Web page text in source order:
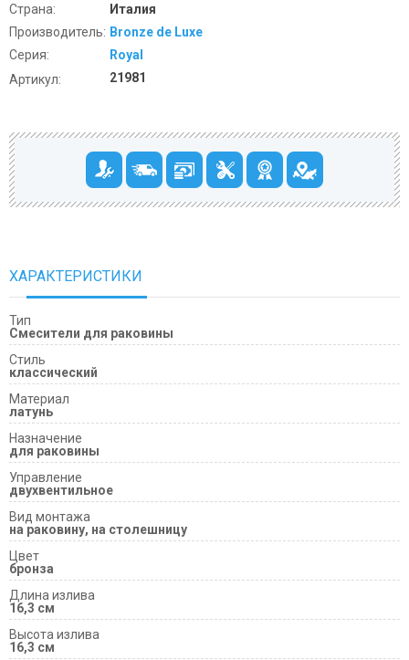
Страна:
Италия
Производитель: Bronze de Luxe
Серия:
Royal
Артикул:
21981
ХАРАКТЕРИСТИКИ
Тип
Смесители для раковины
Cтиль
классический
Материал
латунь
Назначение
для раковины
Управление
двухвентильное
Вид монтажа
на раковину, на столешницу
Цвет
бронза
Длина излива
16,3 см
Высота излива
16,3 см